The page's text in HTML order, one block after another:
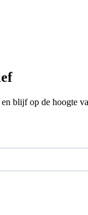
blijf op de hoogte